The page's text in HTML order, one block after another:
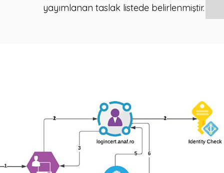
yayımlanan taslak listede belirlenmiştir.